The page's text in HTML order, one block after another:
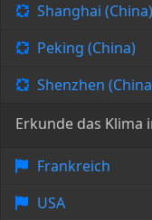
Shanghai (China)
Peking (China)
Shenzhen
Erkunde das Klima
Frankreich
USA